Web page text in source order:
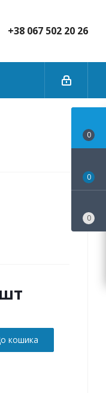
+38 067 502 20 26
кошика
0
0
0